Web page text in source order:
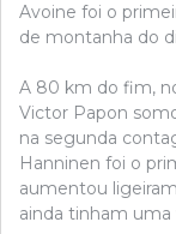
Avoine foi o
de montanha do
A 80 km do fim,
Victor Papon
na segunda
Hanninen foi o
aumentou
ainda tinham